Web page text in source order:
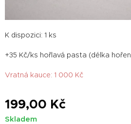
K dispozici: 1 ks
+35 Kč/ks hořlavá pasta (délka
Vratná kauce: 1 000 Kč
199,00 Kč
Skladem